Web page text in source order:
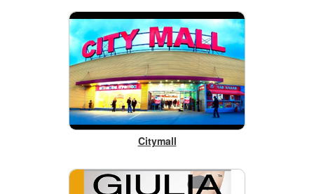
Citymall